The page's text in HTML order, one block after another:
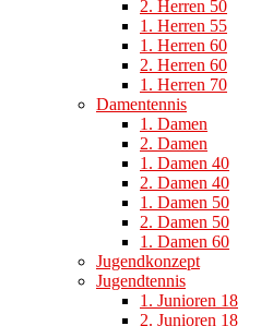
2. Herren 50
1. Herren 55
1. Herren 60
2. Herren 60
1. Herren 70
Damentennis
1. Damen
2. Damen
1. Damen 40
2. Damen 40
1. Damen 50
2. Damen 50
1. Damen 60
Jugendkonzept
Jugendtennis
1. Junioren 18
2. Junioren 18